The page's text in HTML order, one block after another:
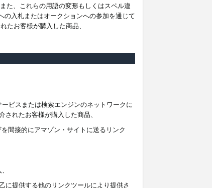
た、これらの用語の変形もしくはスペル違
入札またはオークションへの参加を通じて
たお客様が購入した商品、
ビスまたは検索エンジンのネットワークに
れたお客様が購入した商品、
間接的にアマゾン・サイトに送るリンク
に提供する他のリンクツールにより提供さ